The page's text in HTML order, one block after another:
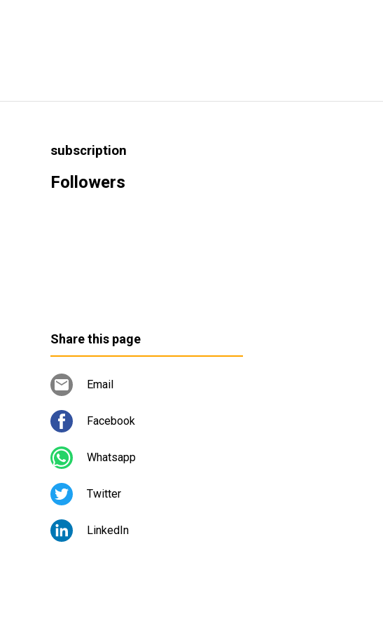
subscription
Followers
Share this page
Email
Facebook
Whatsapp
Twitter
LinkedIn